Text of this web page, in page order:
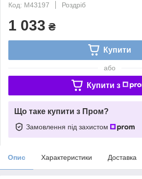
Код: M43197
Роздріб
1 033 ₴
Купити
або
Купити з
Що таке купити з Пром?
Замовлення під захистом
Опис Характеристики Доставка